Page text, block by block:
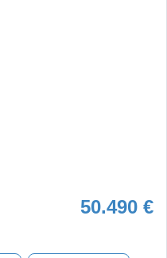
50.490 €